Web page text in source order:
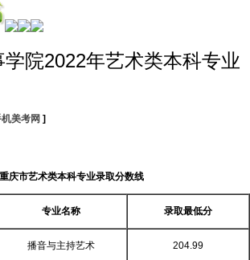
院2022年艺术类本科专业
美考网 ]
庆市艺术类本科专业录取分数线
专业名称 录取最低分
播音与主持艺术 204.99